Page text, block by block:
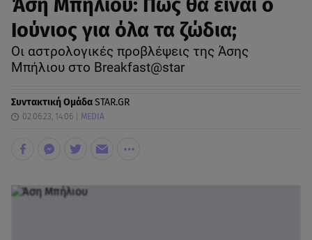
Άση Μπήλιου: Πώς θα είναι ο
Ιούνιος για όλα τα ζώδια;
Οι αστρολογικές προβλέψεις της Άσης
Μπήλιου στο Breakfast@star
Συντακτική ΟμάδαSTAR.GR
02.06.23, 14:06 MEDIA